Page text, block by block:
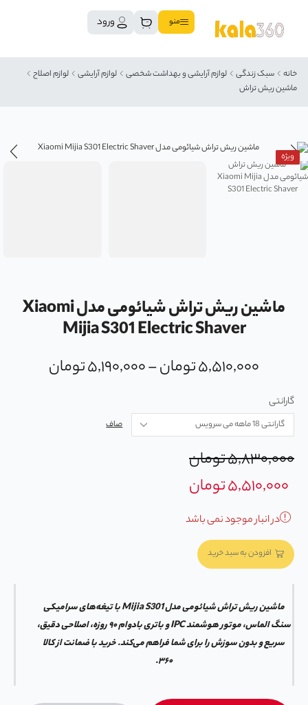
منو ورود
خانه سبک زندگی لوازم آرایشی و بهداشت شخصی لوازم آرایشی
لوازم اصلاح
ماشین ریش تراش
ویژه
ماشین ریش تراش شیائومی مدل Xiaomi
Mijia S301 Electric Shaver
۵,۵۱۰,۰۰۰تومان–۵,۱۹۰,۰۰۰تومان
گارانتی
صاف
۵,۸۳۰,۰۰۰تومان
۵,۵۱۰,۰۰۰تومان
در انبار موجود نمی باشد
افزودن به سبد خرید
ماشین ریش تراش شیائومی مدل Mijia S301 با تیغه‌های سرامیکی
سنگ الماس، موتور هوشمند IPC و باتری بادوام ۹۰ روزه، اصلاحی دقیق،
سریع و بدون سوزش را برای شما فراهم می‌کند. خرید با ضمانت از کالا
۳۶۰.